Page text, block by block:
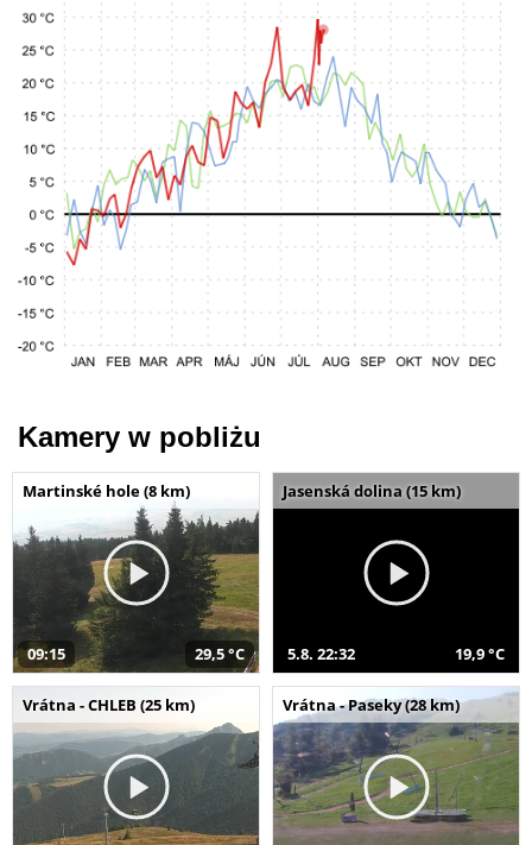
Kamery w pobliżu
Martinské hole (8 km)
09:15 29,5 °C
Jasenská dolina (15 km)
5.8. 22:32 19,9 °C
Vrátna - CHLEB (25 km) Vrátna - Paseky (28 km)